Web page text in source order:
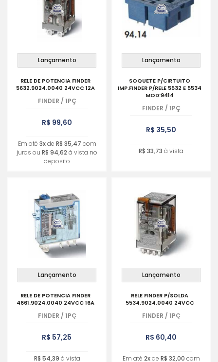
Lançamento
RELE DE POTENCIA FINDER
5632.9024.0040 24VCC 12A
FINDER / 1PÇ
R$ 99,60
Em até 3xde R$ 35,47 com
juros ou R$ 94,62 à vista no
deposito
Lançamento
SOQUETE P/CIRTUITO
IMP.FINDER P/RELE 5532 E 5534
MOD:9414
FINDER / 1PÇ
R$ 35,50
R$ 33,73 à vista
Lançamento
RELE DE POTENCIA FINDER
4661.9024.0040 24VCC 16A
FINDER / 1PÇ
R$ 57,25
R$ 54,39 à vista
Lançamento
RELE FINDER P/SOLDA
5534.9024.0040 24VCC
FINDER / 1PÇ
R$ 60,40
Em até 2xde R$ 32,00 com